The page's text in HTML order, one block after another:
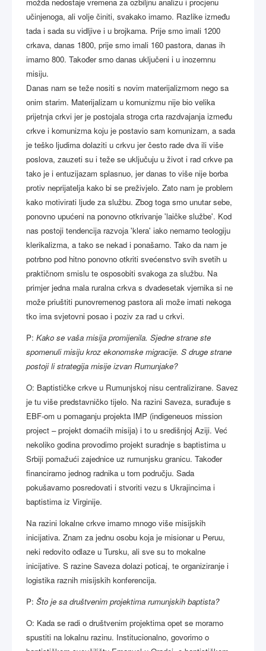
učinjenoga, ali volje činiti, svakako imamo. Razlike između
tada i sada su vidljive i u brojkama. Prije smo imali 1200
crkava, danas 1800, prije smo imali 160 pastora, danas ih
imamo 800. Također smo danas uključeni i u inozemnu
misiju.
Danas nam se teže nositi s novim materijalizmom nego sa
onim starim. Materijalizam u komunizmu nije bio velika
prijetnja crkvi jer je postojala stroga crta razdvajanja između
crkve i komunizma koju je postavio sam komunizam, a sada
je teško ljudima dolaziti u crkvu jer često rade dva ili više
poslova, zauzeti su i teže se uključuju u život i rad crkve pa
tako je i entuzijazam splasnuo, jer danas to više nije borba
protiv neprijatelja kako bi se preživjelo. Zato nam je problem
kako motivirati ljude za službu. Zbog toga smo unutar sebe,
ponovno upućeni na ponovno otkrivanje 'laičke službe'. Kod
nas postoji tendencija razvoja 'klera' iako nemamo teologiju
klerikalizma, a tako se nekad i ponašamo. Tako da nam je
potrbno pod hitno ponovno otkriti svećenstvo svih svetih u
praktičnom smislu te osposobiti svakoga za službu. Na
primjer jedna mala ruralna crkva s dvadesetak vjernika si ne
može priuštiti punovremenog pastora ali može imati nekoga
tko ima svjetovni posao i poziv za rad u crkvi.
P: Kako se vaša misija promijenila. Sjedne strane ste
spomenuli misiju kroz ekonomske migracije. S druge strane
postoji li strategija misije izvan Rumunjake?
O: Baptističke crkve u Rumunjskoj nisu centralizirane. Savez
je tu više predstavničko tijelo. Na razini Saveza, surađuje s
EBF-om u pomaganju projekta IMP (indigeneuos mission
project – projekt domaćih misija) i to u središnjoj Aziji. Već
nekoliko godina provodimo projekt suradnje s baptistima u
Srbiji pomažući zajednice uz rumunjsku granicu. Također
financiramo jednog radnika u tom području. Sada
pokušavamo posredovati i stvoriti vezu s Ukrajincima i
baptistima iz Virginije.
Na razini lokalne crkve imamo mnogo više misijskih
inicijativa. Znam za jednu osobu koja je misionar u Peruu,
neki redovito odlaze u Tursku, ali sve su to mokalne
inicijative. S razine Saveza dolazi poticaj, te organiziranje i
logistika raznih misijskih konferencija.
P: Što je sa društvenim projektima rumunjskih baptista?
O: Kada se radi o društvenim projektima opet se moramo
spustiti na lokalnu razinu. Institucionalno, govorimo o